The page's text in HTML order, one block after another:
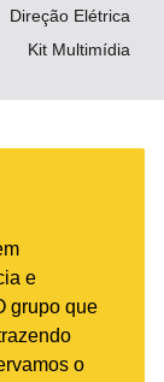
Direção Elétrica
Kit Multimídia
e
grupo que
o